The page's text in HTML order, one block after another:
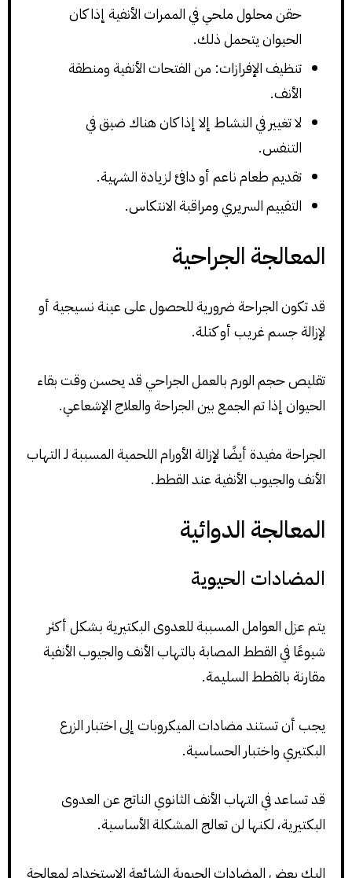
حقن محلول ملحي في الممرات الأنفية إذا كان
الحيوان يتحمل ذلك.
تنظيف الإفرازات: من الفتحات الأنفية ومنطقة
الأنف.
لا تغيير في النشاط إلا إذا كان هناك ضيق في
التنفس.
تقديم طعام ناعم أو دافئ لزيادة الشهية.
التقييم السريري ومراقبة الانتكاس.
المعالجة الجراحية
قد تكون الجراحة ضرورية للحصول على عينة نسيجية أو
لإزالة جسم غريب أو كتلة.
تقليص حجم الورم بالعمل الجراحي قد يحسن وقت بقاء
الحيوان إذا تم الجمع بين الجراحة والعلاج الإشعاعي.
الجراحة مفيدة أيضًا لإزالة الأورام اللحمية المسببة لـ التهاب
الأنف والجيوب الأنفية عند القطط.
المعالجة الدوائية
المضادات الحيوية
يتم عزل العوامل المسببة للعدوى البكتيرية بشكل أكثر
شيوعًا في القطط المصابة بالتهاب الأنف والجيوب الأنفية
مقارنة بالقطط السليمة.
يجب أن تستند مضادات الميكروبات إلى اختبار الزرع
البكتيري واختبار الحساسية.
قد تساعد في التهاب الأنف الثانوي الناتج عن العدوى
البكتيرية، لكنها لن تعالج المشكلة الأساسية.
اليك بعض المضادات الحيوية الشائعة الإستخدام لمعالجة